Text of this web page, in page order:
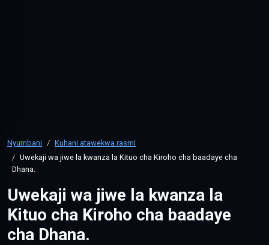
Nyumbani
Kuhani atawekwa rasmi
Uwekaji wa jiwe la kwanza la Kituo cha Kiroho cha baadaye cha
Dhana.
Uwekaji wa jiwe la kwanza la
Kituo cha Kiroho cha baadaye
cha Dhana.